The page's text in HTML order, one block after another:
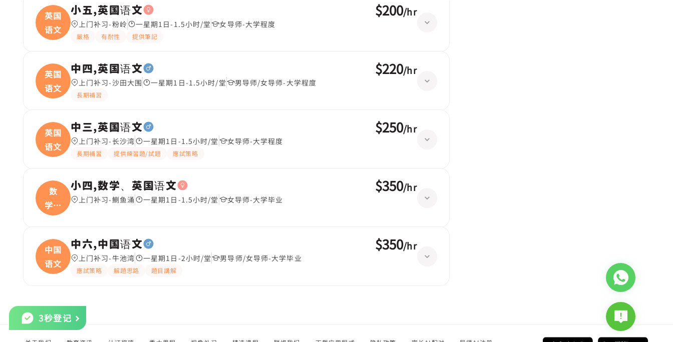
英国
语文
小五,英国语文
上门补习-粉岭 一星期1日-1.5小时/堂 女导师-大学程度
嚴格 有耐性 提供筆記
$200/hr
英国
语文
中四,英国语文
上门补习-沙田大围 一星期1日-1.5小时/堂 男导师/女导师-大学程度
長期補習
$220/hr
英国
语文
中三,英国语文
上门补习-长沙湾 一星期1日-1.5小时/堂 女导师-大学程度
長期補習 提供練習題/試題 應試策略
$250/hr
数
学、
英国
小四,数学、英国语文
上门补习-鰂鱼涌 一星期1日-1.5小时/堂 女导师-大学毕业
$350/hr
中国
语文
中六,中国语文
上门补习-牛池湾 一星期1日-2小时/堂 男导师/女导师-大学毕业
應試策略 解題思路 題目講解
$350/hr
3秒登记